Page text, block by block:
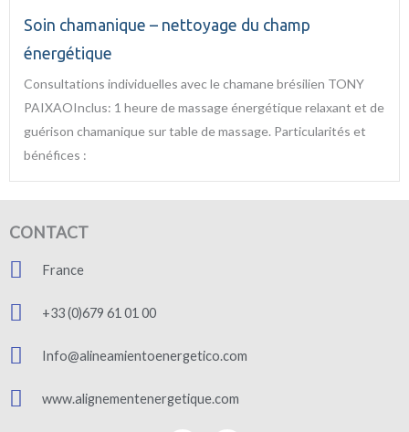
Soin chamanique – nettoyage du champ
énergétique
Consultations individuelles avec le chamane brésilien TONY
PAIXAOInclus: 1 heure de massage énergétique relaxant et de
guérison chamanique sur table de massage. Particularités et
bénéfices :
CONTACT
France
+33 (0)679 61 01 00
Info@alineamientoenergetico.com
www.alignementenergetique.com